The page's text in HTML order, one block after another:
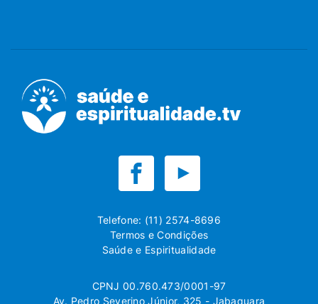
Telefone: (11) 2574-8696
Termos e Condições
Saúde e Espiritualidade
CPNJ 00.760.473/0001-97
Av. Pedro Severino Júnior, 325 - Jabaquara